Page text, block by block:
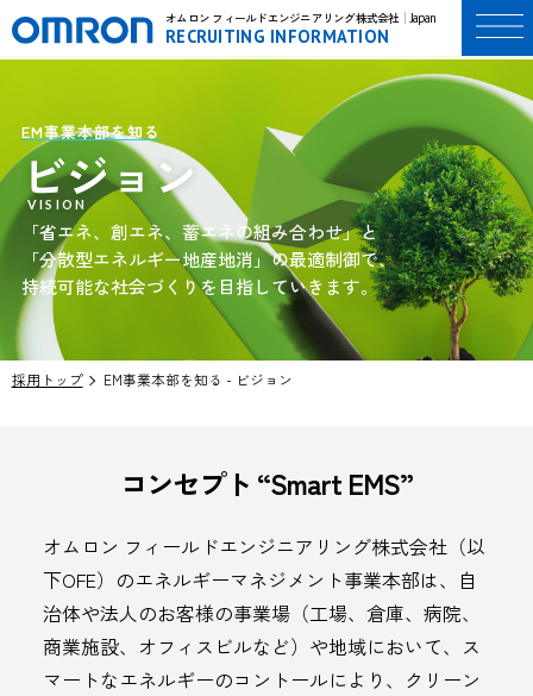
オムロン フィールドエンジニアリング株式会社 Japan
RECRUITING INFORMATION
EM事業本部を知る
ビジョン
「省エネ、創エネ、蓄エネの組み合わせ」と
「分散型エネルギー地産地消」の最適制御で、
持続可能な社会づくりを目指していきます。
採用トップ EM事業本部を知る - ビジョン
コンセプト “Smart EMS”
オムロン フィールドエンジニアリング株式会社（以
下OFE）のエネルギーマネジメント事業本部は、自
治体や法人のお客様の事業場（工場、倉庫、病院、
商業施設、オフィスビルなど）や地域において、ス
マートなエネルギーのコントールにより、クリーン